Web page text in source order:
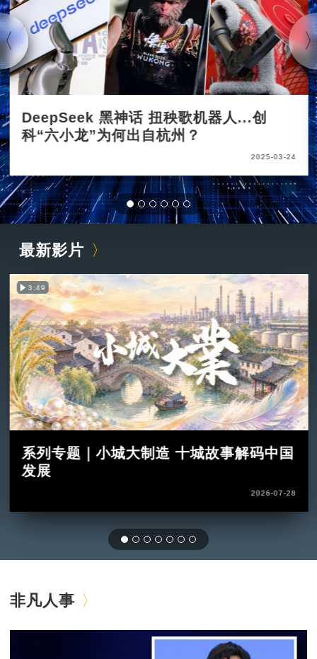
DeepSeek 黑神话 扭秧歌机器人...创
科“六小龙”为何出自杭州？
2025-03-24
最新影片
3:49
系列专题｜小城大制造 十城故事解码中国
发展
2026-07-28
非凡人事